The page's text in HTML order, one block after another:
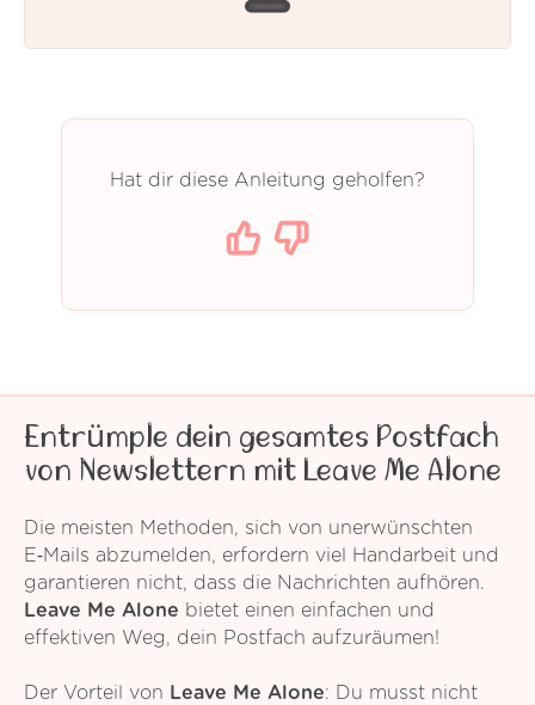
Hat dir diese Anleitung geholfen?
Entrümple dein gesamtes Postfach
von Newslettern mit Leave Me Alone
Die meisten Methoden, sich von unerwünschten
E‑Mails abzumelden, erfordern viel Handarbeit und
garantieren nicht, dass die Nachrichten aufhören.
Leave Me Alone bietet einen einfachen und
effektiven Weg, dein Postfach aufzuräumen!
Der Vorteil von Leave Me Alone: Du musst nicht